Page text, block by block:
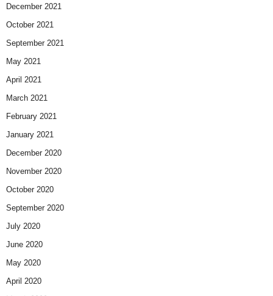
December 2021
October 2021
September 2021
May 2021
April 2021
March 2021
February 2021
January 2021
December 2020
November 2020
October 2020
September 2020
July 2020
June 2020
May 2020
April 2020